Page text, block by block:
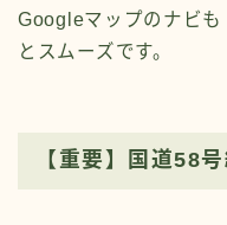
Googleマップのナビも
とスムーズです。
【重要】国道58